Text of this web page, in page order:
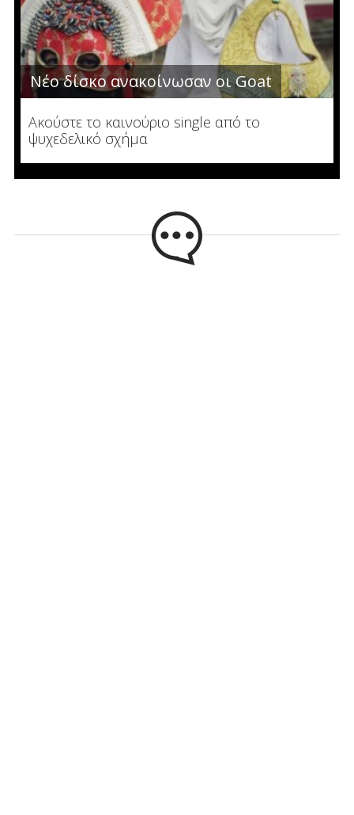
Νέο δίσκο ανακοίνωσαν οι Goat
Ακούστε το καινούριο single από το
ψυχεδελικό σχήμα